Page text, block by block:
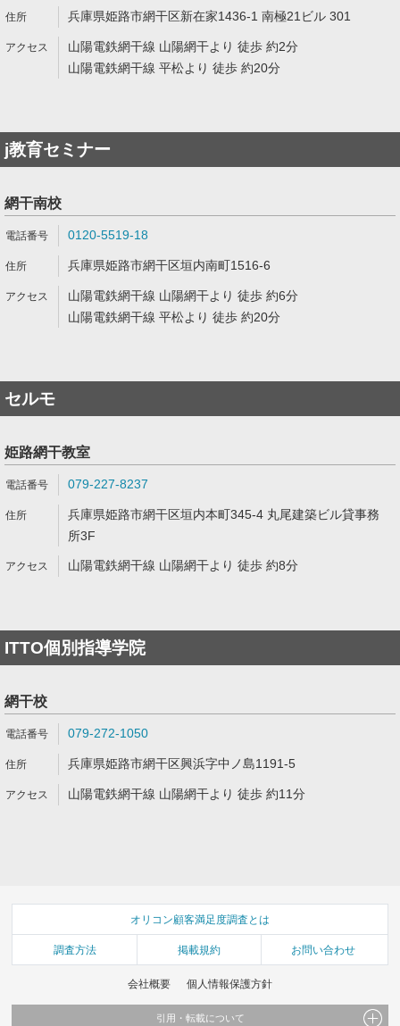
兵庫県姫路市網干区新在家1436-1 南極21ビル 301
山陽電鉄網干線 山陽網干より 徒歩 約2分
山陽電鉄網干線 平松より 徒歩 約20分
j教育セミナー
網干南校
0120-5519-18
兵庫県姫路市網干区垣内南町1516-6
山陽電鉄網干線 山陽網干より 徒歩 約6分
山陽電鉄網干線 平松より 徒歩 約20分
セルモ
姫路網干教室
079-227-8237
兵庫県姫路市網干区垣内本町345-4 丸尾建築ビル貸事務
所3F
山陽電鉄網干線 山陽網干より 徒歩 約8分
ITTO個別指導学院
網干校
079-272-1050
兵庫県姫路市網干区興浜字中ノ島1191-5
山陽電鉄網干線 山陽網干より 徒歩 約11分
オリコン顧客満足度調査とは
調査方法 掲載規約 お問い合わせ
会社概要 個人情報保護方針
引用・転載について